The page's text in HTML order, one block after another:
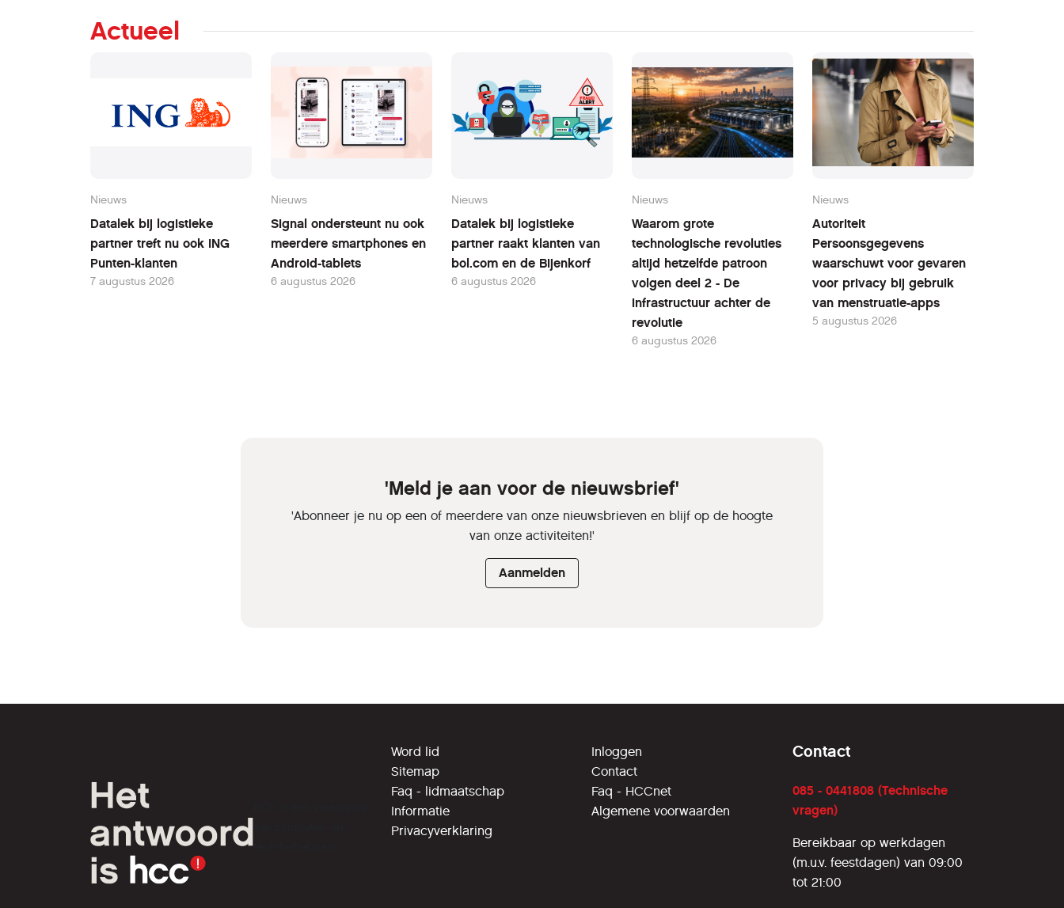
Actueel
Nieuws
Datalek bij logistieke
partner treft nu ook ING
Punten-klanten
7 augustus 2026
Nieuws
Signal ondersteunt nu ook
meerdere smartphones en
Android-tablets
6 augustus 2026
Nieuws
Datalek bij logistieke
partner raakt klanten van
bol.com en de Bijenkorf
6 augustus 2026
Nieuws
Waarom grote
technologische revoluties
altijd hetzelfde patroon
volgen deel 2 - De
infrastructuur achter de
revolutie
6 augustus 2026
Nieuws
Autoriteit
Persoonsgegevens
waarschuwt voor gevaren
voor privacy bij gebruik
van menstruatie-apps
5 augustus 2026
'Meld je aan voor de nieuwsbrief'
'Abonneer je nu op een of meerdere van onze nieuwsbrieven en blijf op de hoogte
van onze activiteiten!'
Aanmelden
tech-liefhebbers.
Word lid
Sitemap
Faq - lidmaatschap
Informatie
Privacyverklaring
Inloggen
Contact
Faq - HCCnet
Algemene voorwaarden
Contact
085 - 0441808 (Technische
vragen)
Bereikbaar op werkdagen
(m.u.v. feestdagen) van 09:00
tot 21:00